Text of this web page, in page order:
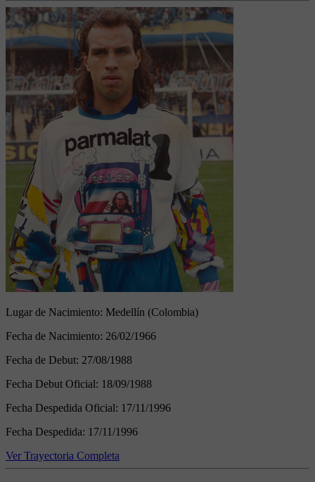
Lugar de Nacimiento: Medellín (Colombia)
Fecha de Nacimiento: 26/02/1966
Fecha de Debut: 27/08/1988
Fecha Debut Oficial: 18/09/1988
Fecha Despedida Oficial: 17/11/1996
Fecha Despedida: 17/11/1996
Ver Trayectoria Completa